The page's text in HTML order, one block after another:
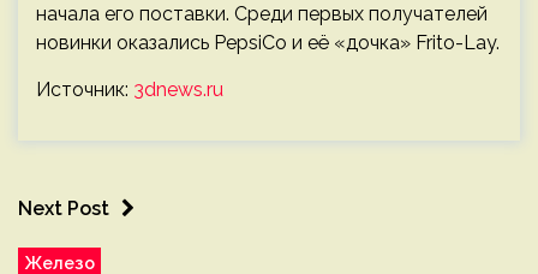
начала его поставки. Среди первых получателей
новинки оказались PepsiCo и её «дочка» Frito-Lay.
Источник: 3dnews.ru
Next Post
Железо